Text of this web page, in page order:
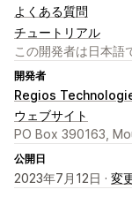
よくある質問
チュートリアル
この開発者は日本語
開発者
Regios
ウェブサイト
PO Box 390163,
公開日
2023年7月12日 · 変